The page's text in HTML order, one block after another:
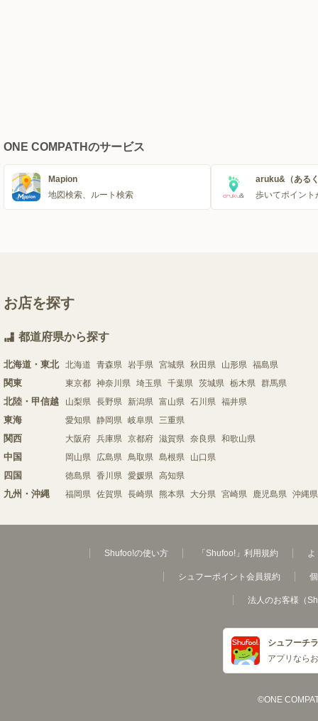
ONE COMPATHのサービス
Mapion
地図検索、ルート検索
aruku&（ある
歩いてポイント
お店を探す
都道府県から探す
北海道・東北 北海道 青森県 岩手県 宮城県 秋田県 山形県 福島県
関東 東京都 神奈川県 埼玉県 千葉県 茨城県 栃木県 群馬県
北陸・甲信越 山梨県 長野県 新潟県 富山県 石川県 福井県
東海 愛知県 静岡県 岐阜県 三重県
関西 大阪府 兵庫県 京都府 滋賀県 奈良県 和歌山県
中国 岡山県 広島県 鳥取県 島根県 山口県
四国 徳島県 香川県 愛媛県 高知県
九州・沖縄 福岡県 佐賀県 長崎県 熊本県 大分県 宮崎県 鹿児島県 沖縄県
Shufoo!の使い方 「Shufoo!」利用規約 よ
シュフーポイント会員規約
法人のお客様（
シュフーチ
アプリなら
©ONE